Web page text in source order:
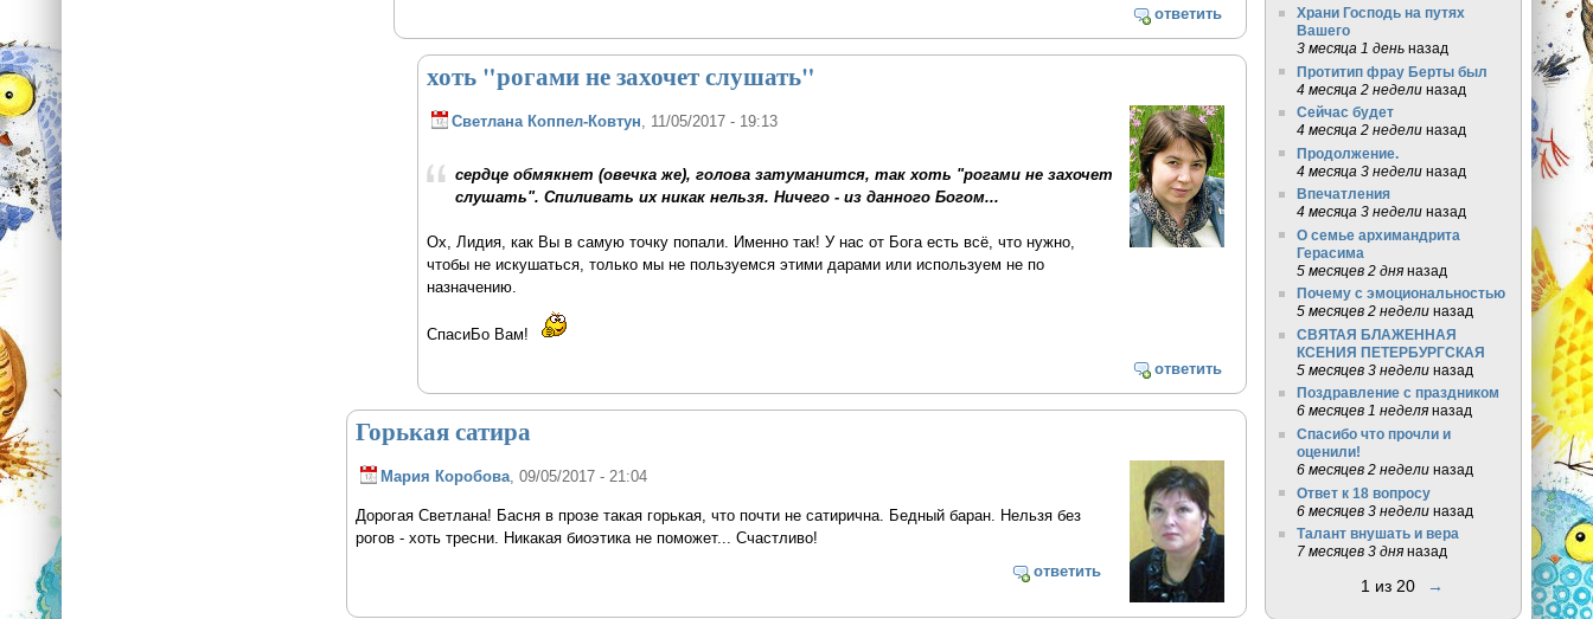
ответить
хоть "рогами не захочет слушать"
Светлана Коппел-Ковтун, 11/05/2017 - 19:13
сердце обмякнет (овечка же), голова затуманится, так хоть "рогами не захочет
слушать". Спиливать их никак нельзя. Ничего - из данного Богом...
Ох, Лидия, как Вы в самую точку попали. Именно так! У нас от Бога есть всё, что нужно,
чтобы не искушаться, только мы не пользуемся этими дарами или используем не по
назначению.
СпасиБо Вам!
ответить
Горькая сатира
Мария Коробова, 09/05/2017 - 21:04
Дорогая Светлана! Басня в прозе такая горькая, что почти не сатирична. Бедный баран. Нельзя без
рогов - хоть тресни. Никакая биоэтика не поможет... Счастливо!
ответить
Храни Господь на путях
Вашего
3 месяца 1 деньназад
Протитип фрау Берты был
4 месяца 2 неделиназад
Сейчас будет
4 месяца 2 неделиназад
Продолжение.
4 месяца 3 неделиназад
Впечатления
4 месяца 3 неделиназад
О семье архимандрита
Герасима
5 месяцев 2 дняназад
Почему с эмоциональностью
5 месяцев 2 неделиназад
СВЯТАЯ БЛАЖЕННАЯ
КСЕНИЯ ПЕТЕРБУРГСКАЯ
5 месяцев 3 неделиназад
Поздравление с праздником
6 месяцев 1 неделяназад
Спасибо что прочли и
оценили!
6 месяцев 2 неделиназад
Ответ к 18 вопросу
6 месяцев 3 неделиназад
Талант внушать и вера
7 месяцев 3 дняназад
1 из 20 →